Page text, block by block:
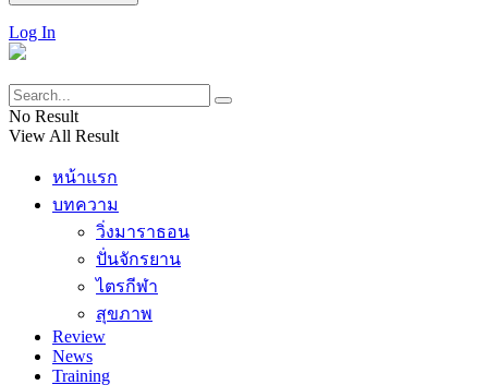
Log In
No Result
View All Result
หน้าแรก
บทความ
วิ่งมาราธอน
ปั่นจักรยาน
ไตรกีฬา
สุขภาพ
Review
News
Training